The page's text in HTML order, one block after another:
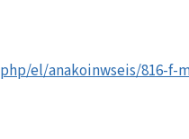
el/anakoinwseis/